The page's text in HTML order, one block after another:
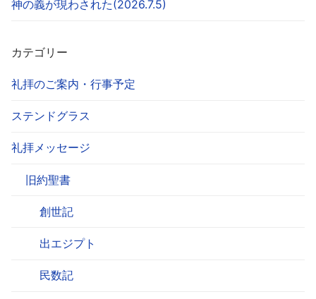
神の義が現わされた(2026.7.5)
カテゴリー
礼拝のご案内・行事予定
ステンドグラス
礼拝メッセージ
旧約聖書
創世記
出エジプト
民数記